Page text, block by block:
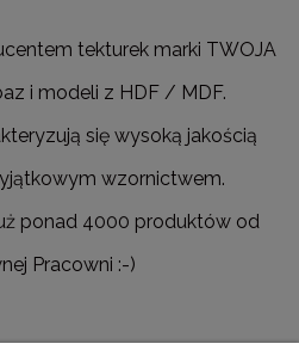
tekturek marki TWOJA
i modeli z HDF / MDF.
się wysoką jakością
wzornictwem.
ponad 4000 produktów od
Pracowni :-)